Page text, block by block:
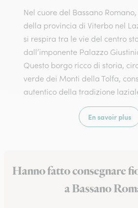
Nel cuore del Bassano
della provincia di Viterbo nel
si respira tra le vie del centro
dall’imponente Palazzo
Questo borgo ricco di storia,
verde dei Monti della Tolfa,
autentico della tradizione
En savoir plus
Hanno fatto consegnare
a Bassano